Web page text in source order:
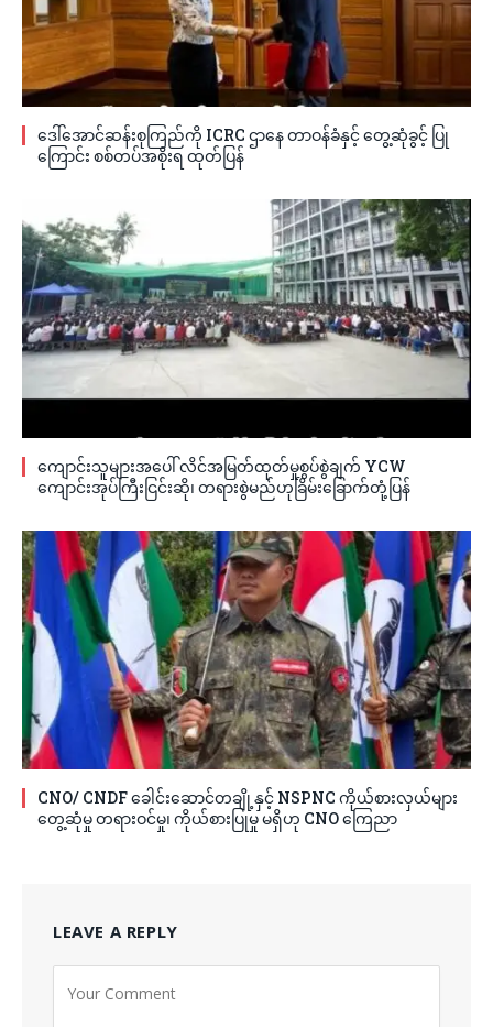
ဒေါ်အောင်ဆန်းစုကြည်ကို ICRC ဌာနေ တာဝန်ခံနှင့် တွေ့ဆုံခွင့် ပြု
ကြောင်း စစ်တပ်အစိုးရ ထုတ်ပြန်
ကျောင်းသူများအပေါ် လိင်အမြတ်ထုတ်မှုစွပ်စွဲချက် YCW
ကျောင်းအုပ်ကြီးငြင်းဆို၊ တရားစွဲမည်ဟုခြိမ်းခြောက်တုံ့ပြန်
CNO/ CNDF ခေါင်းဆောင်တချို့နှင့် NSPNC ကိုယ်စားလှယ်များ
တွေ့ဆုံမှု တရားဝင်မှု၊ ကိုယ်စားပြုမှု မရှိဟု CNO ကြေညာ
LEAVE A REPLY